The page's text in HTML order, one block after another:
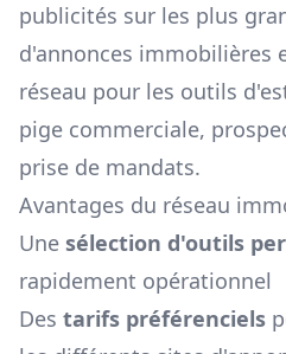
publicités sur les plus
d'annonces immobilières
réseau pour les outils
pige commerciale,
prise de mandats.
Avantages du réseau
Une sélection d'outils
rapidement opérationnel
Des tarifs préférenciels